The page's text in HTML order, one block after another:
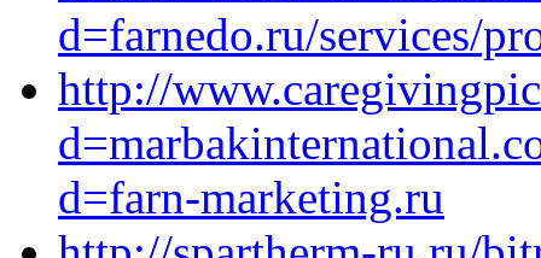
d=farnedo.ru/services/
http://
d=farn-marketing.ru